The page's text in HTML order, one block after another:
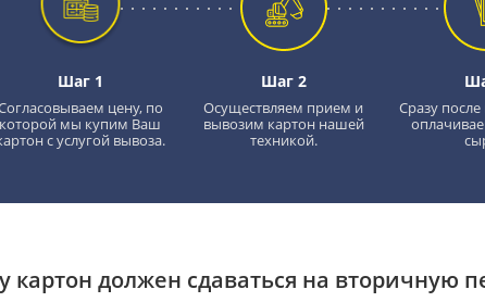
Шаг 1
цену, по
которой мы купим Ваш
с услугой вывоза.
Шаг 2
Осуществляем прием и
вывозим картон нашей
техникой.
Сразу
картон должен сдаваться на вторичную